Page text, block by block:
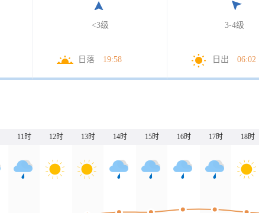
<3级
日落 19:58
3-4级
日出 06:02
11时 12时 13时 14时 15时 16时 17时 18时